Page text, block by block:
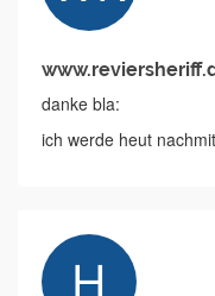
danke bla:
ich werde heut